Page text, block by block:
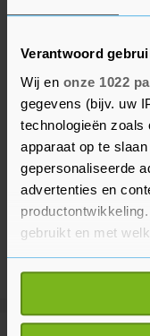
Verantwoord
Wij en onze 1022
gegevens (bijv. uw
technologieën
apparaat op te
gepersonaliseerde
advertenties en
gebruikt en met
Als u het toestaat,
Informatie
locatie, die tot